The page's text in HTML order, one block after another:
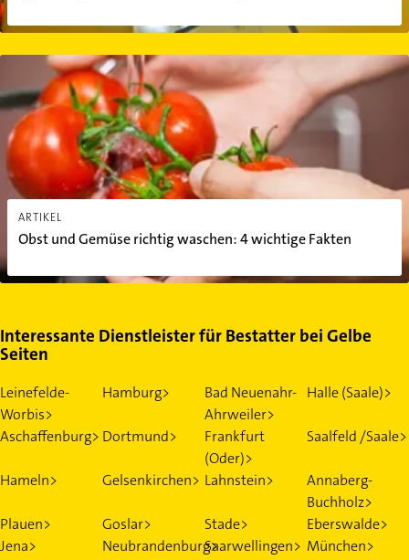
ARTIKEL
Obst und Gemüse richtig waschen: 4 wichtige Fakten
Obst und Gemüse richtig waschen: 4 wichtige Fakten
Interessante Dienstleister für Bestatter bei Gelbe
Seiten
Leinefelde-
Worbis>
Hamburg>
Bad Neuenahr-
Ahrweiler>
Halle (Saale)>
Aschaffenburg> Dortmund>
Frankfurt
(Oder)>
Saalfeld /Saale>
Hameln> Gelsenkirchen> Lahnstein>
Annaberg-
Buchholz>
Plauen>
Goslar> Stade>
Eberswalde>
Jena>
Neubrandenburg>Saarwellingen> München>